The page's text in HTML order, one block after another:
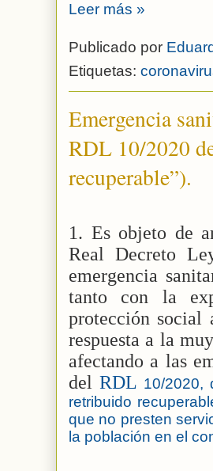
Leer más »
Publicado por
Etiquetas:
Emergencia
RDL 10/2020
recuperable”).
1. Es objeto de
Real Decreto
emergencia
tanto con la
protección social
respuesta a la
afectando a las
del RDL 10/2020,
retribuido
que no presten
la población en el